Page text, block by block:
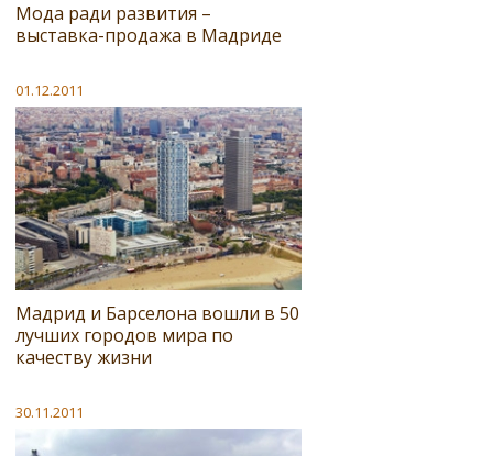
Мода ради развития –
выставка-продажа в Мадриде
01.12.2011
Мадрид и Барселона вошли в 50
лучших городов мира по
качеству жизни
30.11.2011